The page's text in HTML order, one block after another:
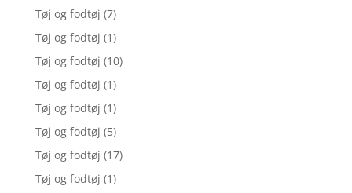
Tøj og fodtøj (7)
Tøj og fodtøj (1)
Tøj og fodtøj (10)
Tøj og fodtøj (1)
Tøj og fodtøj (1)
Tøj og fodtøj (5)
Tøj og fodtøj (17)
Tøj og fodtøj (1)